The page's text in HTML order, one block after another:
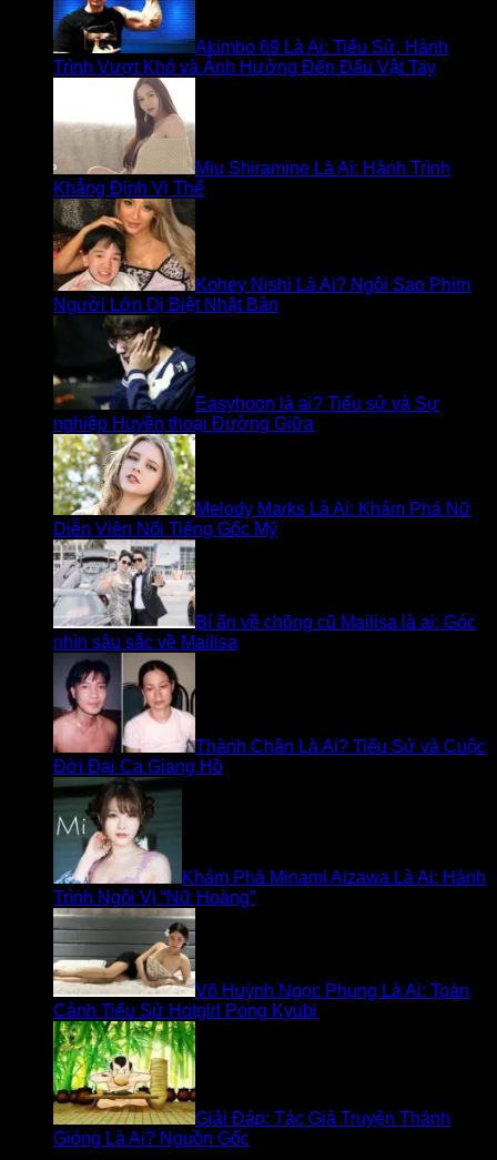
Akimbo 69 Là Ai: Tiểu Sử, Hành
Trình Vượt Khó và Ảnh Hưởng Đến Đấu Vật Tay
Miu Shiramine Là Ai: Hành Trình
Khẳng Định Vị Thế
Kohey Nishi Là Ai? Ngôi Sao Phim
Người Lớn Dị Biệt Nhật Bản
Easyhoon là ai? Tiểu sử và Sự
nghiệp Huyền thoại Đường Giữa
Melody Marks Là Ai: Khám Phá Nữ
Diễn Viên Nổi Tiếng Gốc Mỹ
Bí ẩn về chồng cũ Mailisa là ai: Góc
nhìn sâu sắc về Mailisa
Thành Chân Là Ai? Tiểu Sử và Cuộc
Đời Đại Ca Giang Hồ
Khám Phá Minami Aizawa Là Ai: Hành
Trình Ngôi Vị “Nữ Hoàng”
Võ Huỳnh Ngọc Phụng Là Ai: Toàn
Cảnh Tiểu Sử Hotgirl Pong Kyubi
Giải Đáp: Tác Giả Truyện Thánh
Gióng Là Ai? Nguồn Gốc